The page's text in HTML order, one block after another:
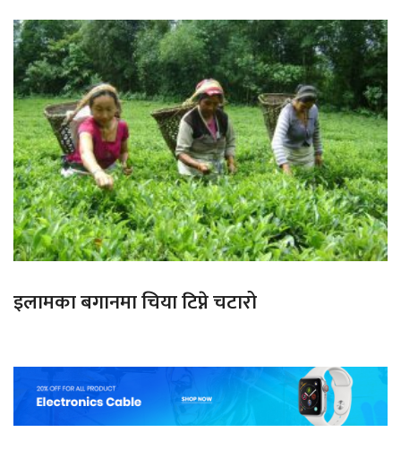
इलामका बगानमा चिया टिप्ने चटारो